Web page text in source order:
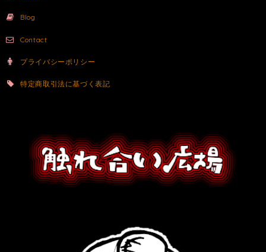
Blog
Contact
プライバシーポリシー
特定商取引法に基づく表記